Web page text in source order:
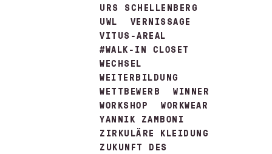
URS SCHELLENBERG
UWL
VERNISSAGE
VITUS-AREAL
#WALK-IN CLOSET
WECHSEL
WEITERBILDUNG
WETTBEWERB
WINNER
WORKSHOP
WORKWEAR
YANNIK ZAMBONI
ZIRKULÄRE KLEIDUNG
ZUKUNFT DES